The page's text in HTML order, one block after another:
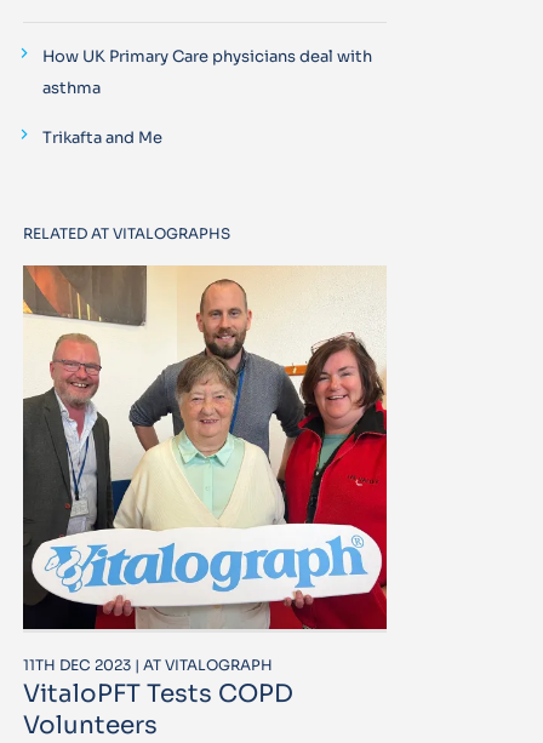
How UK Primary Care physicians deal with
asthma
Trikafta and Me
RELATED AT VITALOGRAPHS
11TH DEC 2023 | AT VITALOGRAPH
VitaloPFT Tests COPD
Volunteers